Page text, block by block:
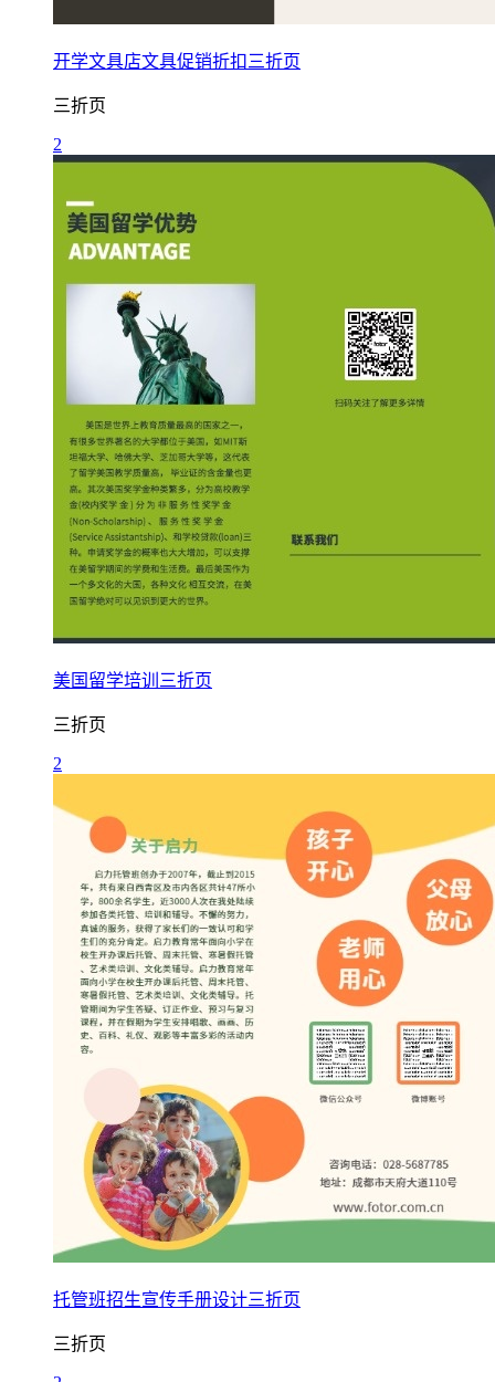
开学文具店文具促销折扣三折页
三折页
2
美国留学培训三折页
三折页
2
托管班招生宣传手册设计三折页
三折页